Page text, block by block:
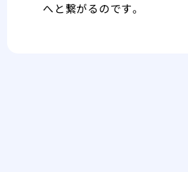
へと繋がるのです。